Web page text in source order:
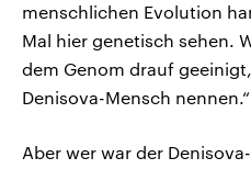
menschlichen Evolution
Mal hier genetisch sehen.
dem Genom drauf
Denisova-Mensch nennen.“
Aber wer war der